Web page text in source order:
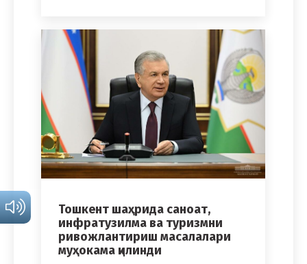
Тошкент шаҳрида саноат,
инфратузилма ва туризмни
ривожлантириш масалалари
муҳокама қилинди